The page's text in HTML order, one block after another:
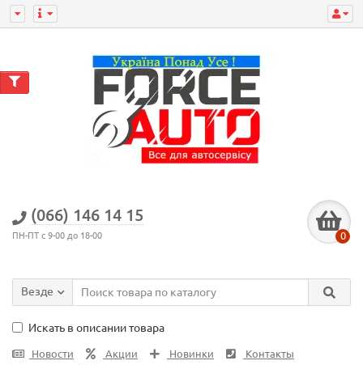
(066) 146 14 15
ПН-ПТ с 9-00 до 18-00 0
Везде
Искать в описании товара
Новости Акции Новинки
Контакты